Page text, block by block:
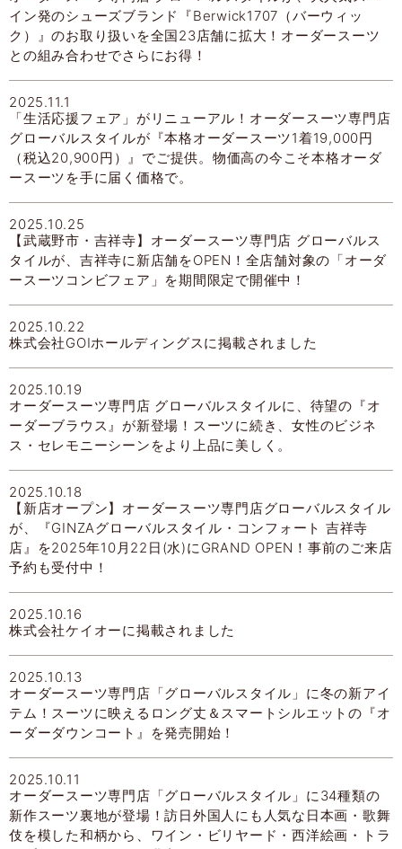
イン発のシューズブランド『Berwick1707（バーウィッ
ク）』のお取り扱いを全国23店舗に拡大！オーダースーツ
との組み合わせでさらにお得！
2025.11.1
「生活応援フェア」がリニューアル！オーダースーツ専門店
グローバルスタイルが『本格オーダースーツ1着19,000円
（税込20,900円）』でご提供。物価高の今こそ本格オーダ
ースーツを手に届く価格で。
2025.10.25
【武蔵野市・吉祥寺】オーダースーツ専門店 グローバルス
タイルが、吉祥寺に新店舗をOPEN！全店舗対象の「オーダ
ースーツコンビフェア」を期間限定で開催中！
2025.10.22
株式会社GOIホールディングスに掲載されました
2025.10.19
オーダースーツ専門店 グローバルスタイルに、待望の『オ
ーダーブラウス』が新登場！スーツに続き、女性のビジネ
ス・セレモニーシーンをより上品に美しく。
2025.10.18
【新店オープン】オーダースーツ専門店グローバルスタイル
が、『GINZAグローバルスタイル・コンフォート 吉祥寺
店』を2025年10月22日(水)にGRAND OPEN！事前のご来店
予約も受付中！
2025.10.16
株式会社ケイオーに掲載されました
2025.10.13
オーダースーツ専門店「グローバルスタイル」に冬の新アイ
テム！スーツに映えるロング丈＆スマートシルエットの『オ
ーダーダウンコート』を発売開始！
2025.10.11
オーダースーツ専門店「グローバルスタイル」に34種類の
新作スーツ裏地が登場！訪日外国人にも人気な日本画・歌舞
伎を模した和柄から、ワイン・ビリヤード・西洋絵画・トラ